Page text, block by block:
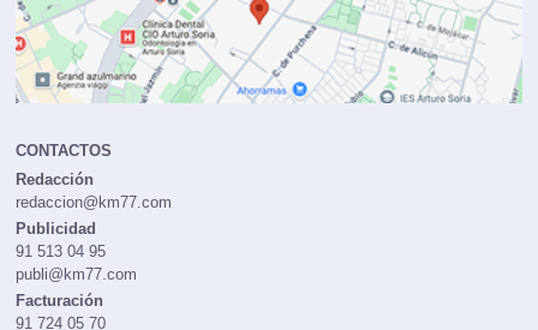
CONTACTOS
Redacción
redaccion@km77.com
Publicidad
91 513 04 95
publi@km77.com
Facturación
91 724 05 70